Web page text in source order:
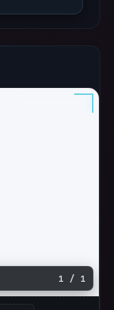
1 / 1